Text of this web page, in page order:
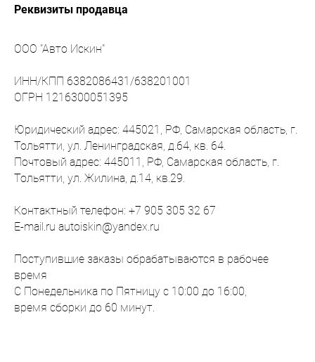
Реквизиты продавца
ООО "Авто Искин"
ИНН/КПП 6382086431/638201001
ОГРН 1216300051395
Юридический адрес: 445021, РФ, Самарская область, г.
Тольятти, ул. Ленинградская, д.64, кв. 64.
Почтовый адрес: 445011, РФ, Самарская область, г.
Тольятти, ул. Жилина, д.14, кв.29.
Контактный телефон: +7 905 305 32 67
E-mail.ru autoiskin@yandex.ru
Поступившие заказы обрабатываются в рабочее
время
С Понедельника по Пятницу с 10:00 до 16:00,
время сборки до 60 минут.